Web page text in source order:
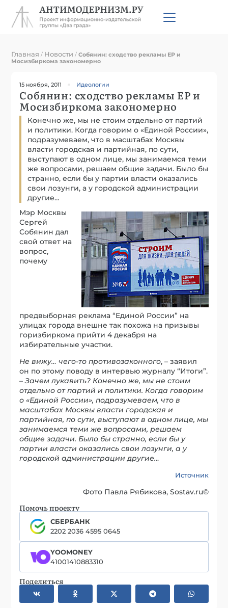
Главная / Новости /Собянин: сходство рекламы ЕР и
Мосизбиркома закономерно
15 ноября, 2011 Идеологии
Собянин: сходство рекламы ЕР и
Мосизбиркома закономерно
Конечно же, мы не стоим отдельно от партий
и политики. Когда говорим о «Единой России»,
подразумеваем, что в масштабах Москвы
власти городская и партийная, по сути,
выступают в одном лице, мы занимаемся теми
же вопросами, решаем общие задачи. Было бы
странно, если бы у партии власти оказались
свои лозунги, а у городской администрации
другие…
Мэр Москвы
Сергей
Собянин дал
свой ответ на
вопрос,
почему
предвыборная реклама “Единой России” на
улицах города внешне так похожа на призывы
горизбиркома прийти 4 декабря на
избирательные участки.
Не вижу… чего-то противозаконного, – заявил
он по этому поводу в интервью журналу “Итоги”.
–Зачем лукавить? Конечно же, мы не стоим
отдельно от партий и политики. Когда говорим
о «Единой России», подразумеваем, что в
масштабах Москвы власти городская и
партийная, по сути, выступают в одном лице, мы
занимаемся теми же вопросами, решаем
общие задачи. Было бы странно, если бы у
партии власти оказались свои лозунги, а у
городской администрации другие…
Источник
Фото Павла Рябикова, Sostav.ru©
Помочь проекту
СБЕРБАНК
2202 2036 4595 0645
YOOMONEY
41001410883310
Поделиться